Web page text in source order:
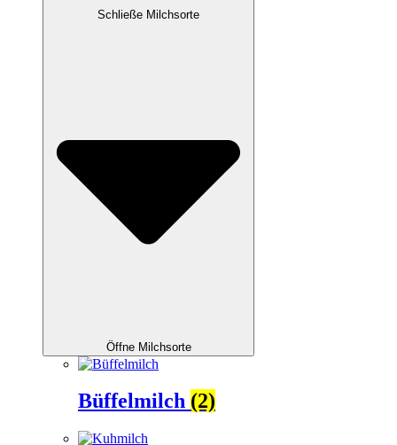
Schließe Milchsorte
Öffne Milchsorte
Büffelmilch (2)